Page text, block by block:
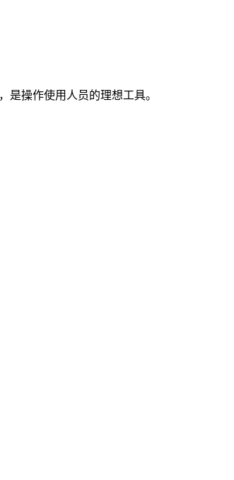
是操作使用人员的理想工具。